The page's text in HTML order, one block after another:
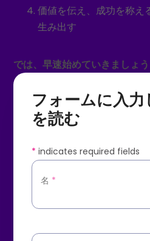
価値を伝え、成功を称え
生み出す
では、早速始めていきましょう
フォームに入
を読む
* indicates required fields
名 *